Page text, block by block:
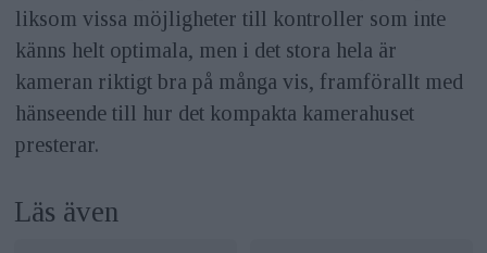
liksom vissa möjligheter till kontroller som inte
känns helt optimala, men i det stora hela är
kameran riktigt bra på många vis, framförallt med
hänseende till hur det kompakta kamerahuset
presterar.
Läs även